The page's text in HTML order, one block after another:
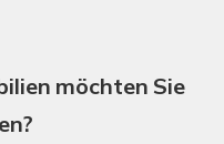
möchten Sie